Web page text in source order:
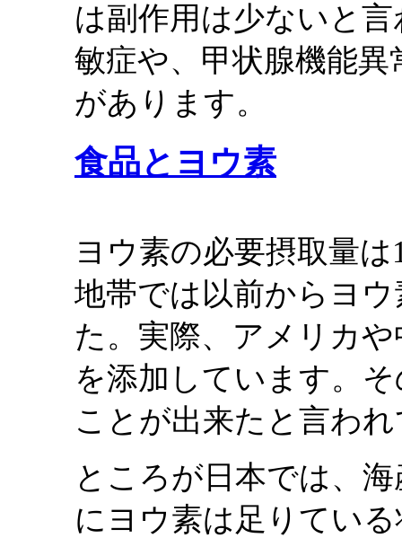
は副作用は少ないと
敏症や、甲状腺機能
があります。
食品とヨウ素
ヨウ素の必要摂取量
地帯では以前からヨ
た。実際、アメリカ
を添加しています。
ことが出来たと言わ
ところが日本では、
にヨウ素は足りてい